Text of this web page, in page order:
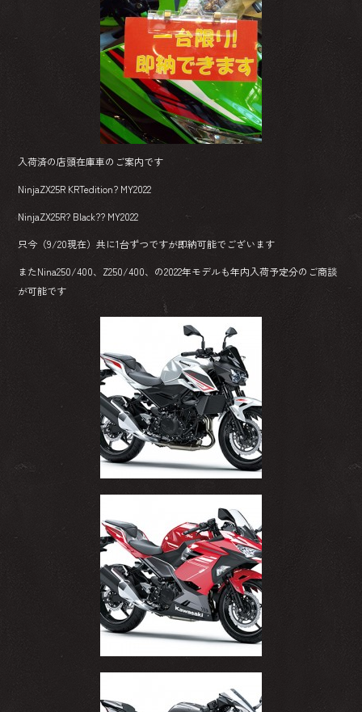
入荷済の店頭在庫車のご案内です
NinjaZX25R KRTedition? MY2022
NinjaZX25R? Black?? MY2022
只今（9/20現在）共に1台ずつですが即納可能でございます
またNina250/400、Z250/400、の2022年モデルも年内入荷予定分のご商談
が可能です